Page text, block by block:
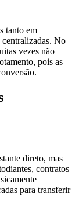
tanto em
centralizadas. No
vezes não
pois as
direto, mas
contratos
para transferir